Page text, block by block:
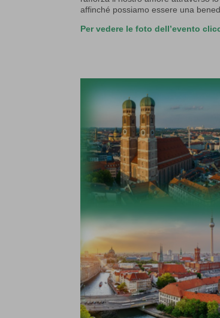
affinché possiamo essere una
Per vedere le foto dell’evento